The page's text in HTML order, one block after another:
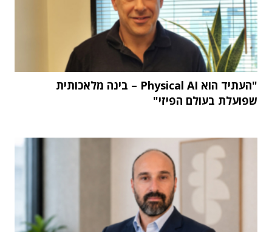
"העתיד הוא Physical AI – בינה מלאכותית
שפועלת בעולם הפיזי"